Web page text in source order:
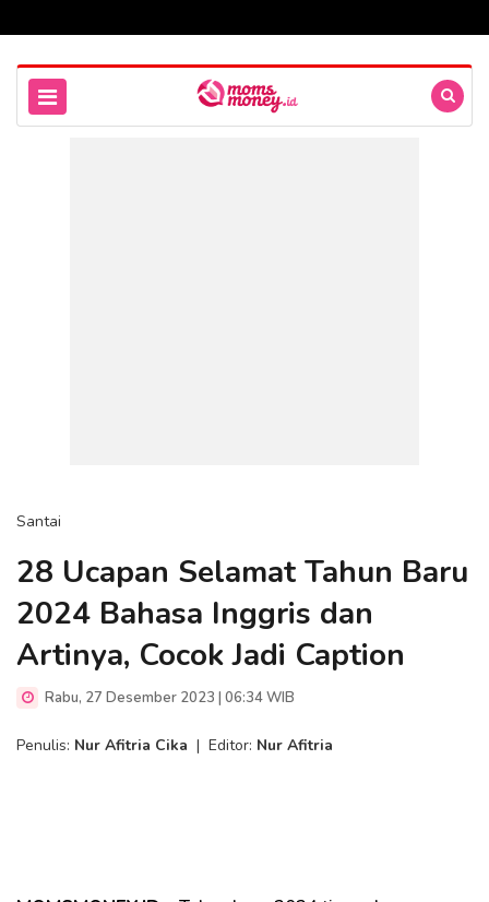
Santai
28 Ucapan Selamat Tahun Baru
2024 Bahasa Inggris dan
Artinya, Cocok Jadi Caption
Rabu, 27 Desember 2023 | 06:34 WIB
Penulis: Nur Afitria Cika | Editor: Nur Afitria